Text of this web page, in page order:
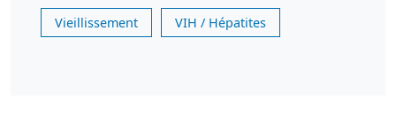
Vieillissement VIH / Hépatites